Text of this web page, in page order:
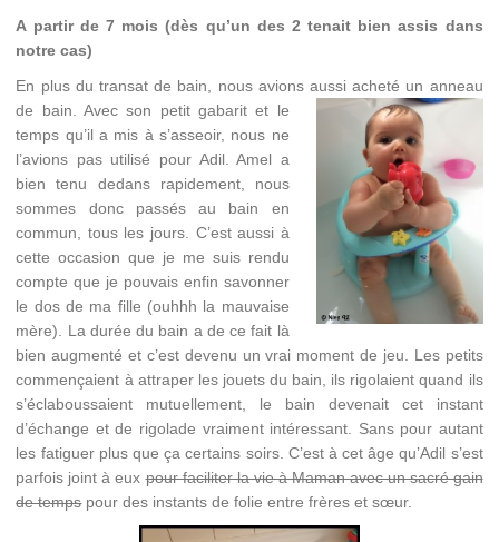
A partir de 7 mois (dès qu’un des 2 tenait bien assis dans
notre cas)
En plus du transat de bain, nous avions aussi acheté un anneau
de bain. Avec son petit gabarit et le
temps qu’il a mis à s’asseoir, nous ne
l’avions pas utilisé pour Adil. Amel a
bien tenu dedans rapidement, nous
sommes donc passés au bain en
commun, tous les jours. C’est aussi à
cette occasion que je me suis rendu
compte que je pouvais enfin savonner
le dos de ma fille (ouhhh la mauvaise
mère). La durée du bain a de ce fait là
bien augmenté et c’est devenu un vrai moment de jeu. Les petits
commençaient à attraper les jouets du bain, ils rigolaient quand ils
s’éclaboussaient mutuellement, le bain devenait cet instant
d’échange et de rigolade vraiment intéressant. Sans pour autant
les fatiguer plus que ça certains soirs. C’est à cet âge qu’Adil s’est
parfois joint à euxpour faciliter la vie à Maman avec un sacré gain
de tempspour des instants de folie entre frères et sœur.